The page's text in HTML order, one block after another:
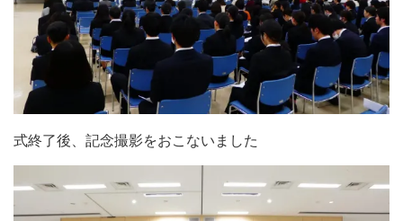
式終了後、記念撮影をおこないました